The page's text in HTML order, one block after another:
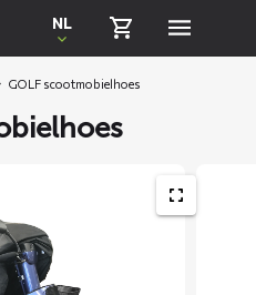
NL
GOLF scootmobielhoes